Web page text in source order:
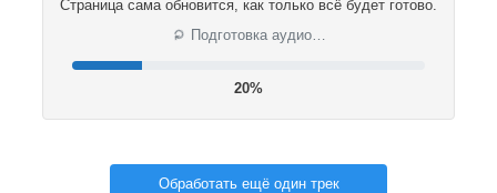
Страница сама обновится, как только всё будет готово.
⟳ Подготовка аудио…
20%
Обработать ещё один трек